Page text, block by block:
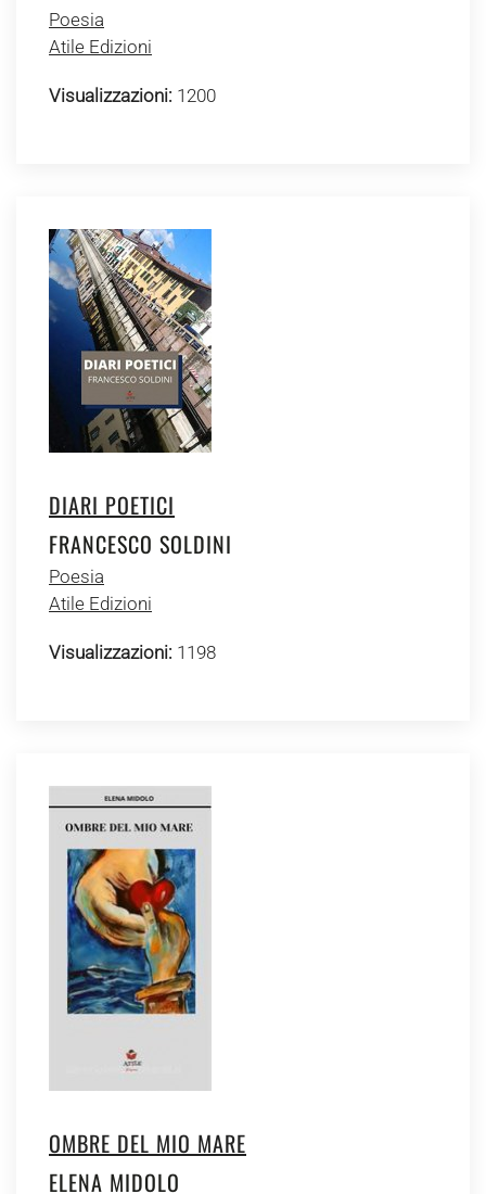
Poesia
Atile Edizioni
Visualizzazioni: 1200
DIARI POETICI
FRANCESCO SOLDINI
Poesia
Atile Edizioni
Visualizzazioni: 1198
OMBRE DEL MIO MARE
ELENA MIDOLO